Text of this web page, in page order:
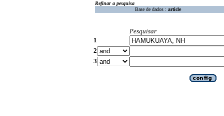
Refinar a pesquisa
Base de dados : article
Pesquisar
1
2
3